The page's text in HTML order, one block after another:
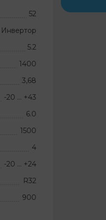
52
Инвертор
5.2
1400
3,68
-20 … +43
6.0
1500
4
-20 … +24
R32
900